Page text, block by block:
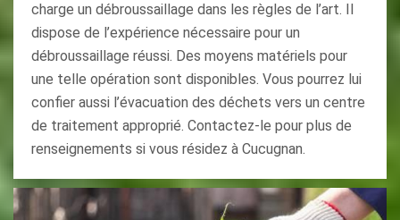
charge un débroussaillage dans les règles de l’art. Il
dispose de l’expérience nécessaire pour un
débroussaillage réussi. Des moyens matériels pour
une telle opération sont disponibles. Vous pourrez lui
confier aussi l’évacuation des déchets vers un centre
de traitement approprié. Contactez-le pour plus de
renseignements si vous résidez à Cucugnan.